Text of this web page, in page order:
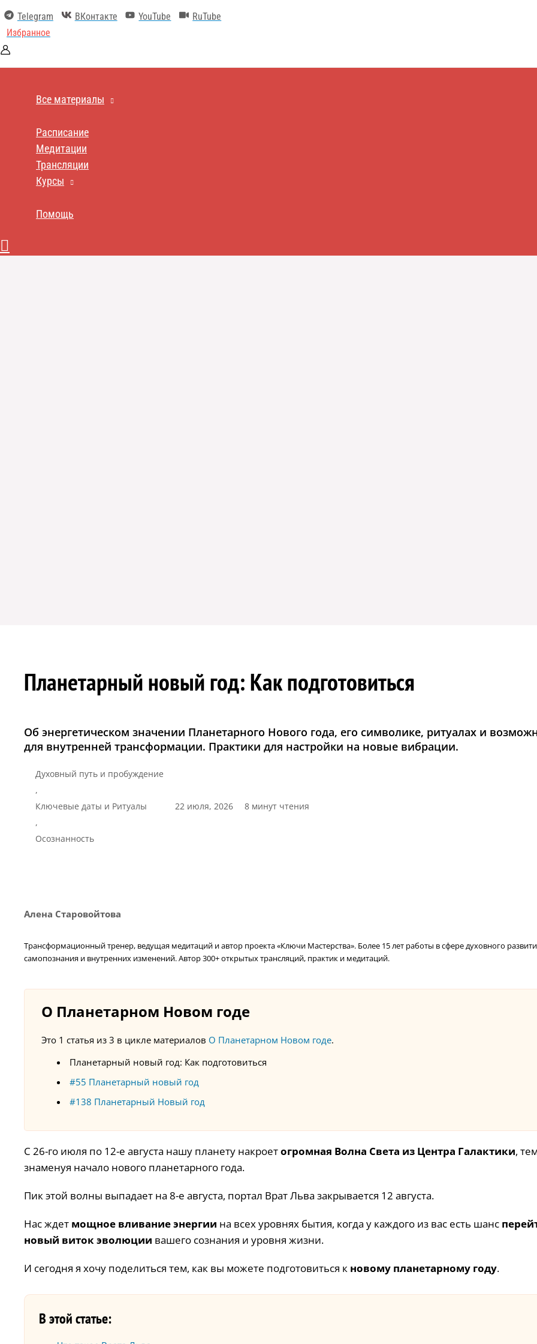
содержимому
Telegram ВКонтакте YouTube
RuTube
Избранное
Все материалы
Расписание
Медитации
Трансляции
Курсы
Помощь
Поиск
Планетарный новый год: Как подготовиться
Об энергетическом значении Планетарного Нового года, его символике, ритуалах и
для внутренней трансформации. Практики для настройки на новые вибрации.
Духовный путь и пробуждение
,
Ключевые даты и Ритуалы
,
Осознанность
22 июля, 2026 8 минут чтения
Алена Старовойтова
Трансформационный тренер, ведущая медитаций и автор проекта «Ключи Мастерства». Более 15 лет работы в сфере духовного
самопознания и внутренних изменений. Автор 300+ открытых трансляций, практик и медитаций.
О Планетарном Новом годе
Это 1 статья из 3 в цикле материалов О Планетарном Новом годе.
Планетарный новый год: Как подготовиться
#55 Планетарный новый год
#138 Планетарный Новый год
С 26-го июля по 12-е августа нашу планету накроетогромная Волна Света из Центра Галактики,
знаменуя начало нового планетарного года.
Пик этой волны выпадает на 8-е августа, портал Врат Льва закрывается 12 августа.
Нас ждет мощное вливание энергии на всех уровнях бытия, когда у каждого из вас есть шанс
новый виток эволюции вашего сознания и уровня жизни.
И сегодня я хочу поделиться тем, как вы можете подготовиться к новому планетарному году.
В этой статье: